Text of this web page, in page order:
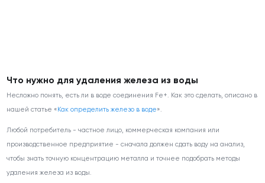
Что нужно для удаления железа из воды
Несложно понять, есть ли в воде соединения Fe+. Как это сделать, описано в
нашей статье « Как определить железо в воде».
Любой потребитель - частное лицо, коммерческая компания или
производственное предприятие - сначала должен сдать воду на анализ,
чтобы знать точную концентрацию металла и точнее подобрать методы
удаления железа из воды.